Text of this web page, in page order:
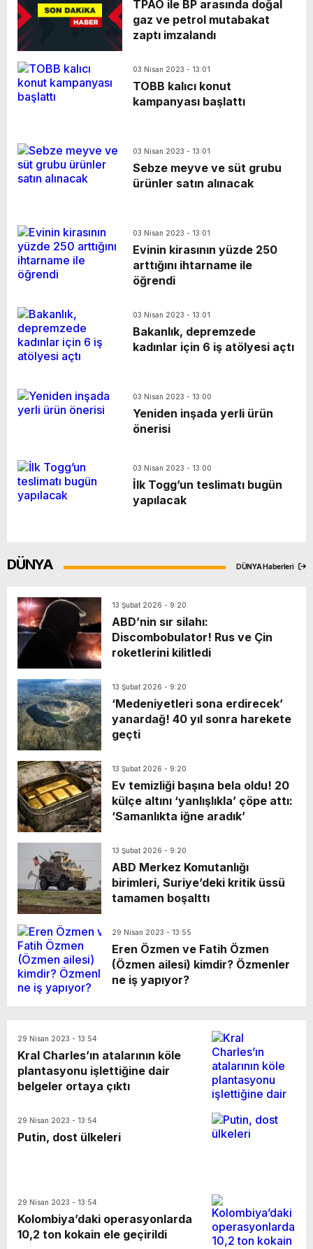
TPAO ile BP arasında doğal
gaz ve petrol mutabakat
zaptı imzalandı
03 Nisan 2023 - 13:01
TOBB kalıcı konut
kampanyası başlattı
03 Nisan 2023 - 13:01
Sebze meyve ve süt grubu
ürünler satın alınacak
03 Nisan 2023 - 13:01
Evinin kirasının yüzde 250
arttığını ihtarname ile
öğrendi
03 Nisan 2023 - 13:01
Bakanlık, depremzede
kadınlar için 6 iş atölyesi açtı
03 Nisan 2023 - 13:00
Yeniden inşada yerli ürün
önerisi
03 Nisan 2023 - 13:00
İlk Togg’un teslimatı bugün
yapılacak
DÜNYA DÜNYA Haberleri
13 Şubat 2026 - 9:20
ABD’nin sır silahı:
Discombobulator! Rus ve Çin
roketlerini kilitledi
13 Şubat 2026 - 9:20
‘Medeniyetleri sona erdirecek’
yanardağ! 40 yıl sonra harekete
geçti
13 Şubat 2026 - 9:20
Ev temizliği başına bela oldu! 20
külçe altını ‘yanlışlıkla’ çöpe attı:
‘Samanlıkta iğne aradık’
13 Şubat 2026 - 9:20
ABD Merkez Komutanlığı
birimleri, Suriye’deki kritik üssü
tamamen boşalttı
29 Nisan 2023 - 13:55
Eren Özmen ve Fatih Özmen
(Özmen ailesi) kimdir? Özmenler
ne iş yapıyor?
29 Nisan 2023 - 13:54
Kral Charles’ın atalarının köle
plantasyonu işlettiğine dair
belgeler ortaya çıktı
29 Nisan 2023 - 13:54
Putin, dost ülkeleri
29 Nisan 2023 - 13:54
Kolombiya’daki operasyonlarda
10,2 ton kokain ele geçirildi